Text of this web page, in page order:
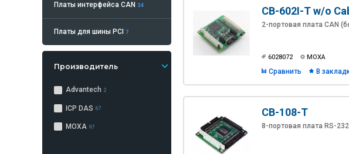
Платы интерфейса CAN 34
Платы для шины PCI 7
Производитель
Advantech 2
ICP DAS 67
MOXA 97
CB-602I-T w/o
2-портовая плата CAN
6028072 MOXA
Сравнить В
CB-108-T
8-портовая плата RS-